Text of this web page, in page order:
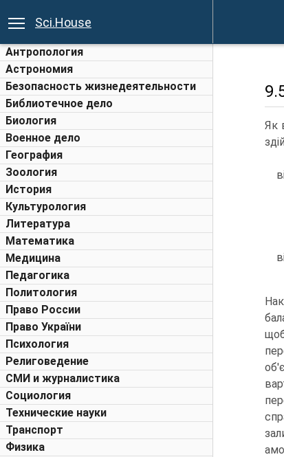
Sci.House
Антропология
Астрономия
Безопасность жизнедеятельности
Библиотечное дело
Биология
Военное дело
География
Зоология
История
Культурология
Литература
Математика
Медицина
Педагогика
Политология
Право России
Право України
Психология
Религоведение
СМИ и журналистика
Социология
Технические науки
Транспорт
Физика
Як